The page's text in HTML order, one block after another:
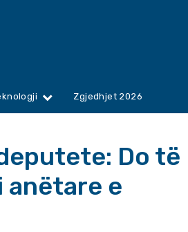
Zgjedhjet 2026
Do të
anëtare e